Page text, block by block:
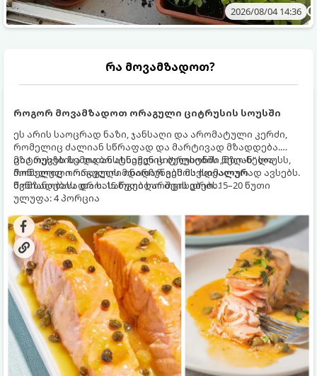
2026/08/04 14:36
რა მოვამზადოთ?
როგორ მოვამზადოთ ორაგული ციტრუსის სოუსში
ეს არის საოცრად ნაზი, ჯანსაღი და არომატული კერძი,
რომელიც ძალიან სწრაფად და მარტივად მზადდება.
ციტრუსებისა და ბოსტნეულის ბულიონში ნელ-ნელა
მოწალული ორაგული ინარჩუნებს მაქსიმალურ
წვნიანობასა და სასარგებლო თვისებებს.
მზა თევზს ზემოდან ასხამენ ციტრუსების „მზიან“ სოუსს,
რომელიც ორაგულის მდიდარ გემოს იდეალურად ავსებს.
მომზადების დრო: 15 წუთი ხარშვის დრო: 15–20 წუთი
ულუფა: 4 პორცია